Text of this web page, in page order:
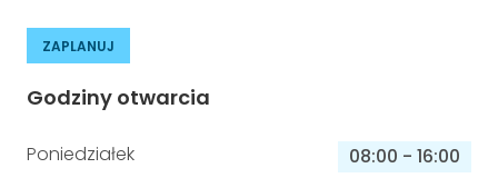
ZAPLANUJ
Godziny otwarcia
Poniedziałek 08:00 - 16:00